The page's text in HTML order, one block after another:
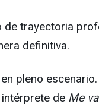
trayectoria
definitiva.
pleno
intérprete de Me